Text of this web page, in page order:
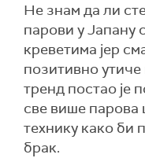
Не знам да ли
парови у Јапану
креветима јер
позитивно утиче
тренд постао је
све више парова
технику како би
брак.